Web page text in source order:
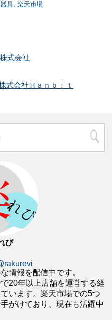
具, 楽天市場
式会社
会社Ｈａｎｂｉｔ
び
情報を配信中です。
20年以上店舗を運営する経
います。楽天市場での5つ
がけており、現在も活躍中